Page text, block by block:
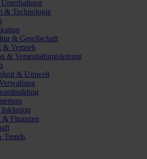
& Technologie
& Gesellschaft
& Vertrieb
& Veranstaltungsleitung
& Umwelt
& Finanzen
Trends